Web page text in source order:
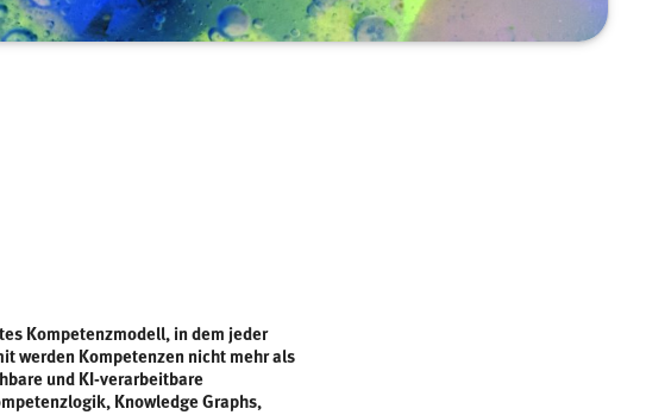
Kompetenzmodell, in dem jeder
werden Kompetenzen nicht mehr als
und KI-verarbeitbare
Knowledge Graphs,